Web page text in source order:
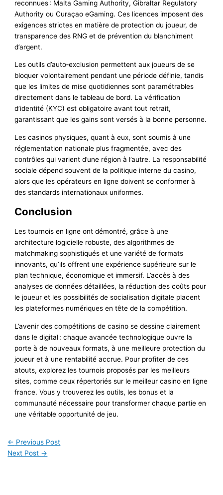
reconnues : Malta Gaming Authority, Gibraltar Regulatory
Authority ou Curaçao eGaming. Ces licences imposent des
exigences strictes en matière de protection du joueur, de
transparence des RNG et de prévention du blanchiment
d’argent.
Les outils d’auto‑exclusion permettent aux joueurs de se
bloquer volontairement pendant une période définie, tandis
que les limites de mise quotidiennes sont paramétrables
directement dans le tableau de bord. La vérification
d’identité (KYC) est obligatoire avant tout retrait,
garantissant que les gains sont versés à la bonne personne.
Les casinos physiques, quant à eux, sont soumis à une
réglementation nationale plus fragmentée, avec des
contrôles qui varient d’une région à l’autre. La responsabilité
sociale dépend souvent de la politique interne du casino,
alors que les opérateurs en ligne doivent se conformer à
des standards internationaux uniformes.
Conclusion
Les tournois en ligne ont démontré, grâce à une
architecture logicielle robuste, des algorithmes de
matchmaking sophistiqués et une variété de formats
innovants, qu’ils offrent une expérience supérieure sur le
plan technique, économique et immersif. L’accès à des
analyses de données détaillées, la réduction des coûts pour
le joueur et les possibilités de socialisation digitale placent
les plateformes numériques en tête de la compétition.
L’avenir des compétitions de casino se dessine clairement
dans le digital : chaque avancée technologique ouvre la
porte à de nouveaux formats, à une meilleure protection du
joueur et à une rentabilité accrue. Pour profiter de ces
atouts, explorez les tournois proposés par les meilleurs
sites, comme ceux répertoriés sur le meilleur casino en ligne
france. Vous y trouverez les outils, les bonus et la
communauté nécessaire pour transformer chaque partie en
une véritable opportunité de jeu.
← Previous Post
Next Post →